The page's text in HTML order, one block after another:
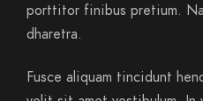
porttitor finibus pretium.
dharetra.
Fusce aliquam tincidunt